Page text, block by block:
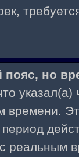
пояс, но
времени.
реальным